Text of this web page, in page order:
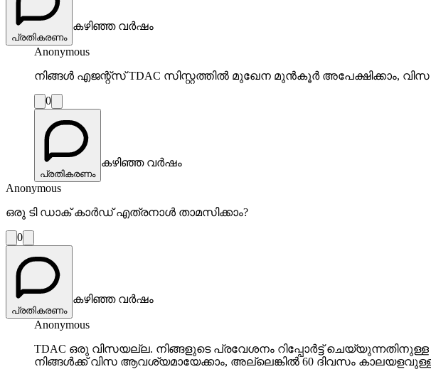
പ്രതികരണം
കഴിഞ്ഞ വർഷം
Anonymous
നിങ്ങൾ എജന്റ്സ് TDAC സിസ്റ്റത്തിൽ മുഖേന മുൻകൂർ അപേക്ഷിക്കാം,
0
പ്രതികരണം
കഴിഞ്ഞ വർഷം
Anonymous
ഒരു ടി ഡാക് കാർഡ് എത്രനാൾ താമസിക്കാം?
0
പ്രതികരണം
കഴിഞ്ഞ വർഷം
Anonymous
TDAC ഒരു വിസയല്ല. നിങ്ങളുടെ പ്രവേശനം റിപ്പോര്‍ട്ട്
നിങ്ങൾക്ക് വിസ ആവശ്യമായേക്കാം, അല്ലെങ്കിൽ 60 ദിവസം കാലയളവുള്ള